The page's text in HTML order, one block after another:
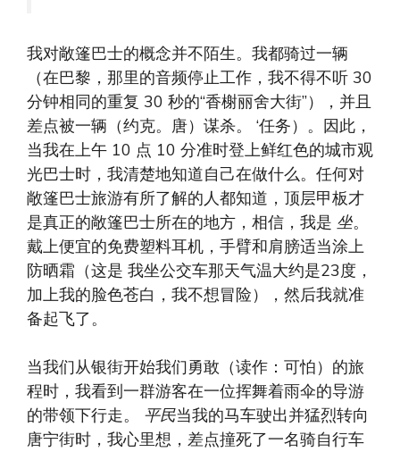
我对敞篷巴士的概念并不陌生。我都骑过一辆
（在巴黎，那里的音频停止工作，我不得不听 30
分钟相同的重复 30 秒的“香榭丽舍大街”），并且
差点被一辆（约克。唐）谋杀。 ‘任务）。因此，
当我在上午 10 点 10 分准时登上鲜红色的城市观
光巴士时，我清楚地知道自己在做什么。任何对
敞篷巴士旅游有所了解的人都知道，顶层甲板才
是真正的敞篷巴士所在的地方，相信，我是 坐。
戴上便宜的免费塑料耳机，手臂和肩膀适当涂上
防晒霜（这是 我坐公交车那天气温大约是23度，
加上我的脸色苍白，我不想冒险），然后我就准
备起飞了。
当我们从银街开始我们勇敢（读作：可怕）的旅
程时，我看到一群游客在一位挥舞着雨伞的导游
的带领下行走。 平民当我的马车驶出并猛烈转向
唐宁街时，我心里想，差点撞死了一名骑自行车